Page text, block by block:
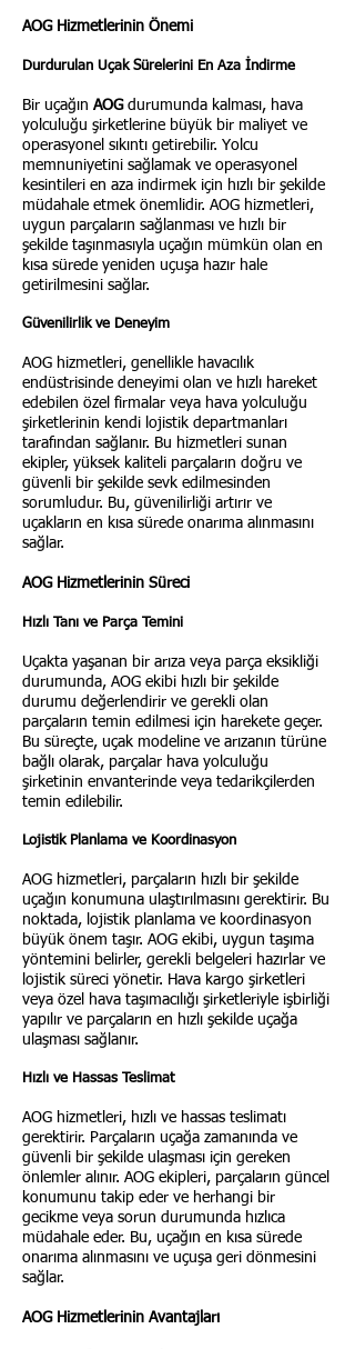
AOG Hizmetlerinin Önemi
Durdurulan Uçak Sürelerini En Aza İndirme
Bir uçağın AOGdurumunda kalması, hava
yolculuğu şirketlerine büyük bir maliyet ve
operasyonel sıkıntı getirebilir. Yolcu
memnuniyetini sağlamak ve operasyonel
kesintileri en aza indirmek için hızlı bir şekilde
müdahale etmek önemlidir. AOG hizmetleri,
uygun parçaların sağlanması ve hızlı bir
şekilde taşınmasıyla uçağın mümkün olan en
kısa sürede yeniden uçuşa hazır hale
getirilmesini sağlar.
Güvenilirlik ve Deneyim
AOG hizmetleri, genellikle havacılık
endüstrisinde deneyimi olan ve hızlı hareket
edebilen özel firmalar veya hava yolculuğu
şirketlerinin kendi lojistik departmanları
tarafından sağlanır. Bu hizmetleri sunan
ekipler, yüksek kaliteli parçaların doğru ve
güvenli bir şekilde sevk edilmesinden
sorumludur. Bu, güvenilirliği artırır ve
uçakların en kısa sürede onarıma alınmasını
sağlar.
AOG Hizmetlerinin Süreci
Hızlı Tanı ve Parça Temini
Uçakta yaşanan bir arıza veya parça eksikliği
durumunda, AOG ekibi hızlı bir şekilde
durumu değerlendirir ve gerekli olan
parçaların temin edilmesi için harekete geçer.
Bu süreçte, uçak modeline ve arızanın türüne
bağlı olarak, parçalar hava yolculuğu
şirketinin envanterinde veya tedarikçilerden
temin edilebilir.
Lojistik Planlama ve Koordinasyon
AOG hizmetleri, parçaların hızlı bir şekilde
uçağın konumuna ulaştırılmasını gerektirir. Bu
noktada, lojistik planlama ve koordinasyon
büyük önem taşır. AOG ekibi, uygun taşıma
yöntemini belirler, gerekli belgeleri hazırlar ve
lojistik süreci yönetir. Hava kargo şirketleri
veya özel hava taşımacılığı şirketleriyle işbirliği
yapılır ve parçaların en hızlı şekilde uçağa
ulaşması sağlanır.
Hızlı ve Hassas Teslimat
AOG hizmetleri, hızlı ve hassas teslimatı
gerektirir. Parçaların uçağa zamanında ve
güvenli bir şekilde ulaşması için gereken
önlemler alınır. AOG ekipleri, parçaların güncel
konumunu takip eder ve herhangi bir
gecikme veya sorun durumunda hızlıca
müdahale eder. Bu, uçağın en kısa sürede
onarıma alınmasını ve uçuşa geri dönmesini
sağlar.
AOG Hizmetlerinin Avantajları